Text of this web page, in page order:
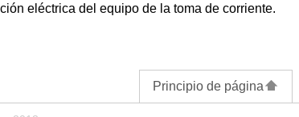
eléctrica del equipo de la toma de corriente.
Principio de página